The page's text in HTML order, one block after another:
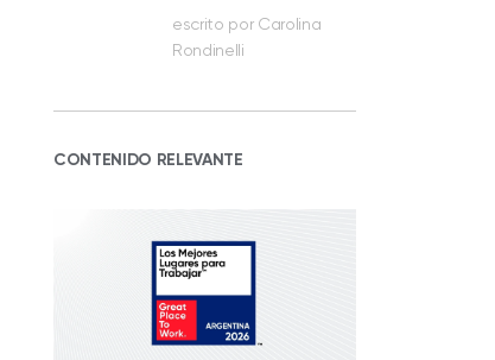
escrito por Carolina
Rondinelli
CONTENIDO RELEVANTE